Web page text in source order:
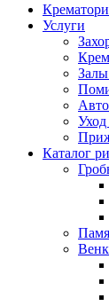
Услуги
Уход
Каталог